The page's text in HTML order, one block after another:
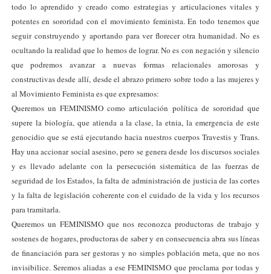
todo lo aprendido y creado como estrategias y articulaciones vitales y
potentes en sororidad con el movimiento feminista. En todo tenemos que
seguir construyendo y aportando para ver florecer otra humanidad. No es
ocultando la realidad que lo hemos de lograr. No es con negación y silencio
que podremos avanzar a nuevas formas relacionales amorosas y
constructivas desde allí, desde el abrazo primero sobre todo a las mujeres y
al Movimiento Feminista es que expresamos:
Queremos un FEMINISMO como articulación política de sororidad que
supere la biología, que atienda a la clase, la etnia, la emergencia de este
genocidio que se está ejecutando hacia nuestros cuerpos Travestis y Trans.
Hay una accionar social asesino, pero se genera desde los discursos sociales
y es llevado adelante con la persecución sistemática de las fuerzas de
seguridad de los Estados, la falta de administración de justicia de las cortes
y la falta de legislación coherente con el cuidado de la vida y los recursos
para tramitarla.
Queremos un FEMINISMO que nos reconozca productoras de trabajo y
sostenes de hogares, productoras de saber y en consecuencia abra sus líneas
de financiación para ser gestoras y no simples población meta, que no nos
invisibilice. Seremos aliadas a ese FEMINISMO que proclama por todas y